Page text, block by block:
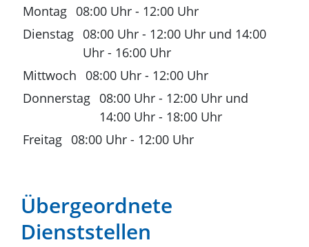
Montag 08:00 Uhr - 12:00 Uhr
Dienstag 08:00 Uhr - 12:00 Uhr und 14:00
Uhr - 16:00 Uhr
Mittwoch
08:00 Uhr - 12:00 Uhr
Donnerstag 08:00 Uhr - 12:00 Uhr und
14:00 Uhr - 18:00 Uhr
Freitag 08:00 Uhr - 12:00 Uhr
Übergeordnete
Dienststellen